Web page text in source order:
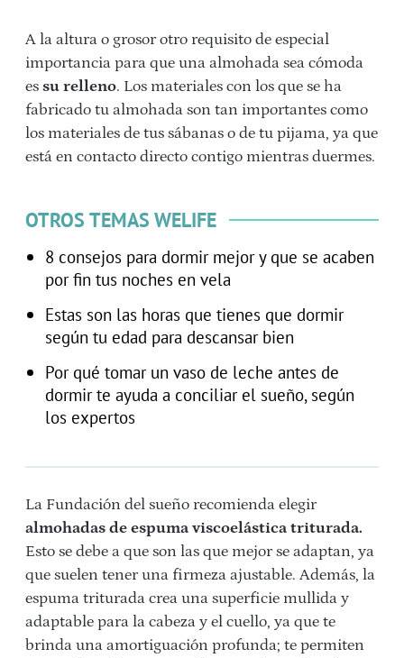
A la altura o grosor otro requisito de especial
importancia para que una almohada sea cómoda
es su relleno. Los materiales con los que se ha
fabricado tu almohada son tan importantes como
los materiales de tus sábanas o de tu pijama, ya que
está en contacto directo contigo mientras duermes.
OTROS TEMAS WELIFE
8 consejos para dormir mejor y que se acaben
por fin tus noches en vela
Estas son las horas que tienes que dormir
según tu edad para descansar bien
Por qué tomar un vaso de leche antes de
dormir te ayuda a conciliar el sueño, según
los expertos
La Fundación del sueño recomienda elegir
almohadas de espuma viscoelástica triturada.
Esto se debe a que son las que mejor se adaptan, ya
que suelen tener una firmeza ajustable. Además, la
espuma triturada crea una superficie mullida y
adaptable para la cabeza y el cuello, ya que te
brinda una amortiguación profunda; te permiten